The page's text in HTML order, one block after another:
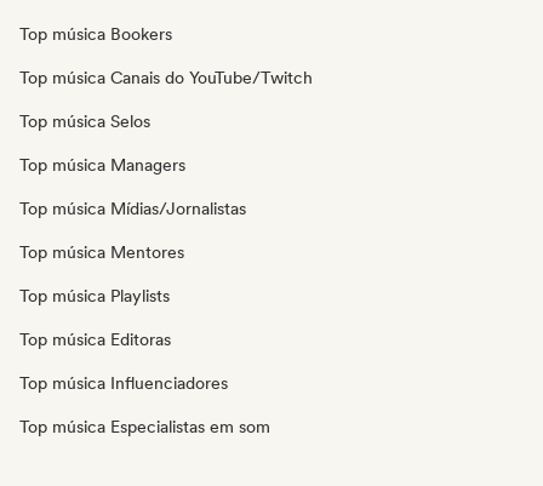
Top música Bookers
Top música Canais do YouTube/Twitch
Top música Selos
Top música Managers
Top música Mídias/Jornalistas
Top música Mentores
Top música Playlists
Top música Editoras
Top música Influenciadores
Top música Especialistas em som